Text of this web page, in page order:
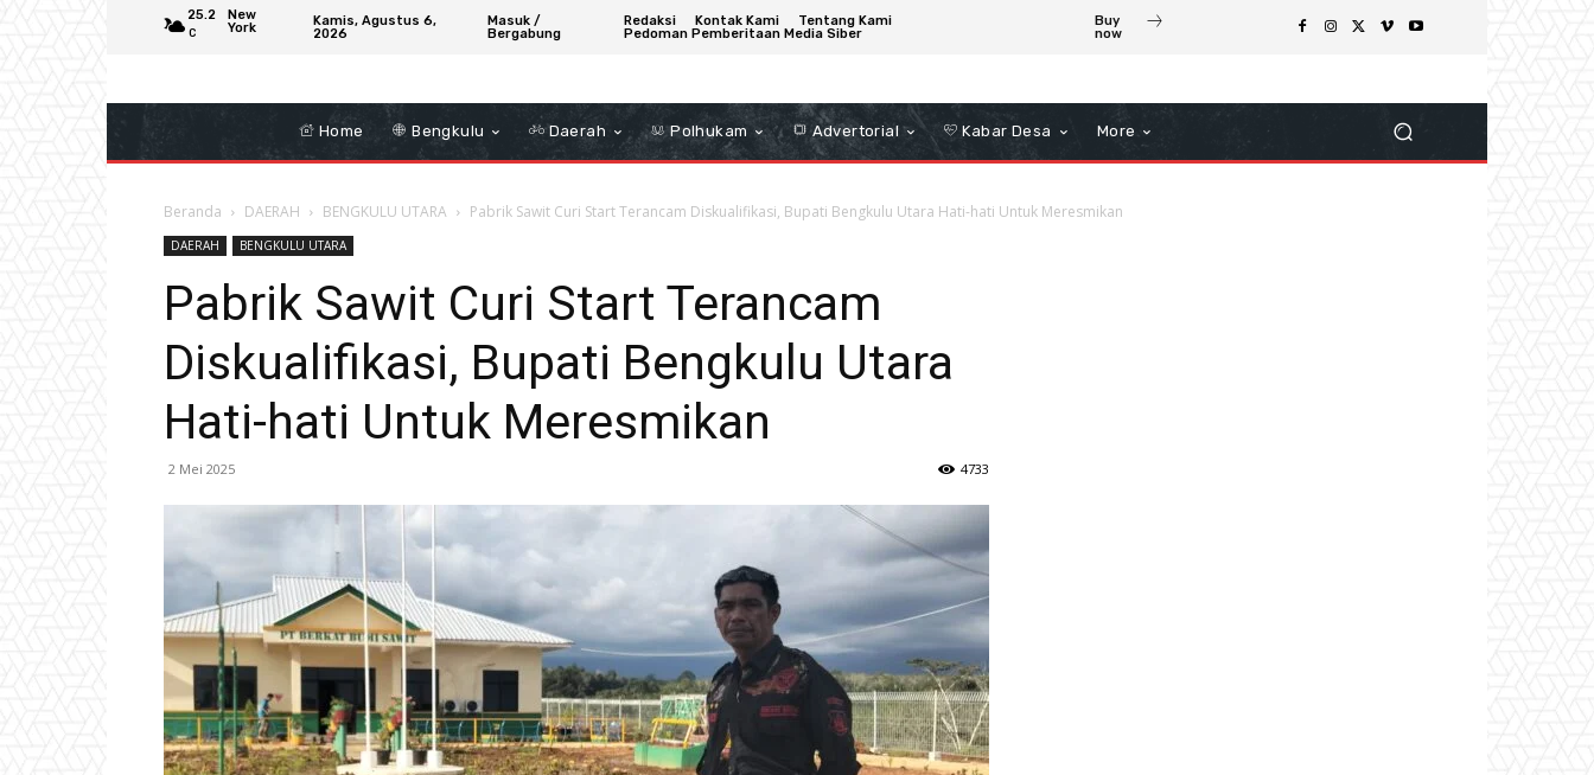
25.2
C
New
York
Kamis, Agustus 6,
2026
Masuk /
Bergabung
Redaksi Kontak Kami
Tentang Kami
Pedoman Pemberitaan Media Siber
Buy
now
Home Bengkulu Daerah Polhukam Advertorial Kabar Desa More
Beranda DAERAH BENGKULU UTARA Pabrik Sawit Curi Start Terancam Diskualifikasi, Bupati Bengkulu Utara Hati-hati Untuk Meresmikan
DAERAH BENGKULU UTARA
Pabrik Sawit Curi Start Terancam
Diskualifikasi, Bupati Bengkulu Utara
Hati-hati Untuk Meresmikan
2 Mei 2025 4733